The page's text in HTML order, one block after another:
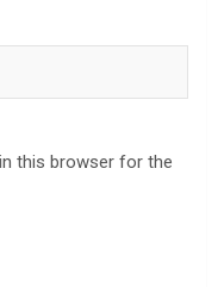
this browser for the